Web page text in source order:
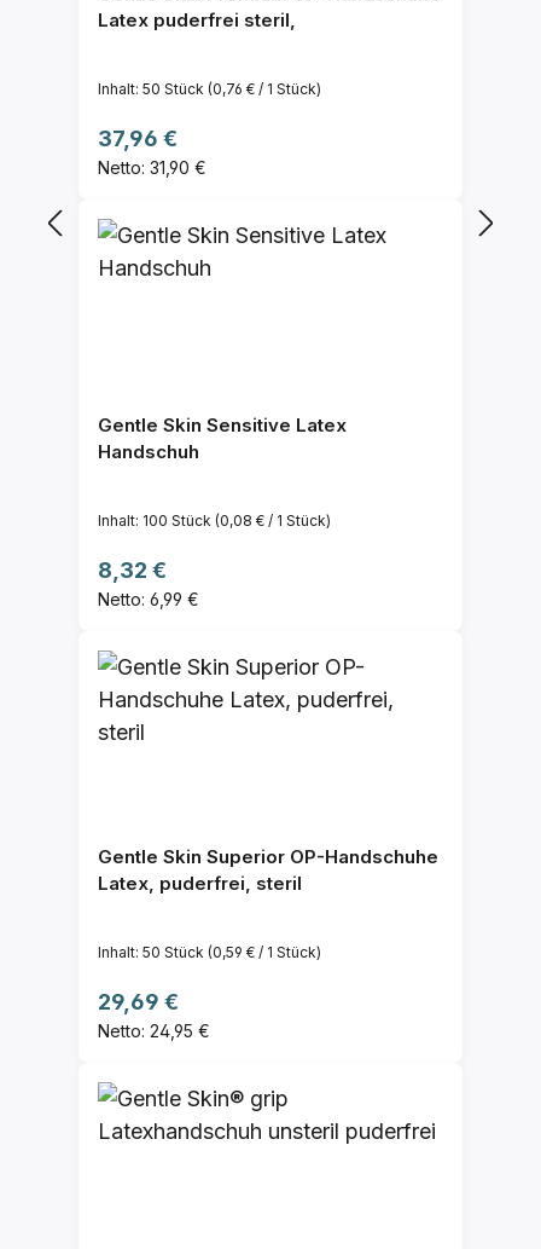
Latex puderfrei steril,
Inhalt: 50 Stück (0,76 € / 1 Stück)
Regulärer Preis:
37,96 €
Netto: 31,90 €
Gentle Skin Sensitive Latex
Handschuh
Inhalt: 100 Stück (0,08 € / 1 Stück)
Regulärer Preis:
8,32 €
Netto: 6,99 €
Gentle Skin Superior OP-Handschuhe
Latex, puderfrei, steril
Inhalt: 50 Stück (0,59 € / 1 Stück)
Regulärer Preis:
29,69 €
Netto: 24,95 €